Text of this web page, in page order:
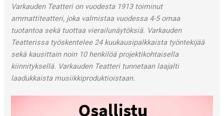
Varkauden Teatteri on vuodesta 1913 toiminut
ammattiteatteri, joka valmistaa vuodessa 4-5 omaa
tuotantoa sekä tuottaa vierailunäytöksiä. Varkauden
Teatterissa työskentelee 24 kuukausipalkkaista työntekijää
sekä kausittain noin 10 henkilöä projektikohtaisella
kiinnityksellä. Varkauden Teatteri tunnetaan laajalti
laadukkaista musiikkiproduktioistaan.